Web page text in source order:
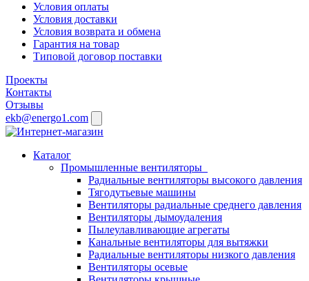
Условия оплаты
Условия доставки
Условия возврата и обмена
Гарантия на товар
Типовой договор поставки
Проекты
Контакты
Отзывы
ekb@energo1.com
Каталог
Промышленные вентиляторы
Радиальные вентиляторы высокого давления
Тягодутьевые машины
Вентиляторы радиальные среднего давления
Вентиляторы дымоудаления
Пылеулавливающие агрегаты
Канальные вентиляторы для вытяжки
Радиальные вентиляторы низкого давления
Вентиляторы осевые